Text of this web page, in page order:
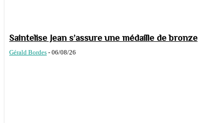
Saintelise Jean s’assure une médaille de bronze
Gérald Bordes - 06/08/26